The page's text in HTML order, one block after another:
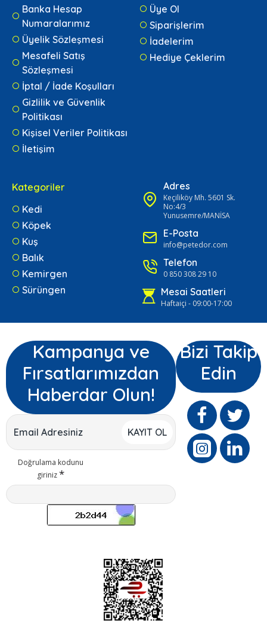
Banka Hesap
Numaralarımız
Üyelik Sözleşmesi
Mesafeli Satış
Sözleşmesi
İptal / İade Koşulları
Gizlilik ve Güvenlik
Politikası
Kişisel Veriler Politikası
İletişim
Üye Ol
Siparişlerim
İadelerim
Hediye Çeklerim
Kategoriler
Kedi
Köpek
Kuş
Balık
Kemirgen
Sürüngen
Adres
Keçiliköy Mh. 5601 Sk.
No:4/3
Yunusemre/MANİSA
E-Posta
info@petedor.com
Telefon
0 850 308 29 10
Mesai Saatleri
Haftaiçi - 09:00-17:00
Kampanya ve
Fırsatlarımızdan
Haberdar Olun!
KAYIT OL
Doğrulama kodunu
giriniz
Bizi Takip
Edin